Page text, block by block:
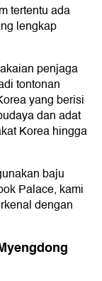
tertentu ada
lengkap
penjaga
tontonan
yang berisi
dan adat
Korea hingga
baju
Palace, kami
dengan